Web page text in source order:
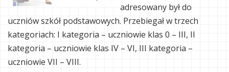
adresowany był do
uczniów szkół podstawowych. Przebiegał w trzech
kategoriach: I kategoria – uczniowie klas 0 – III, II
kategoria – uczniowie klas IV – VI, III kategoria –
uczniowie VII – VIII.